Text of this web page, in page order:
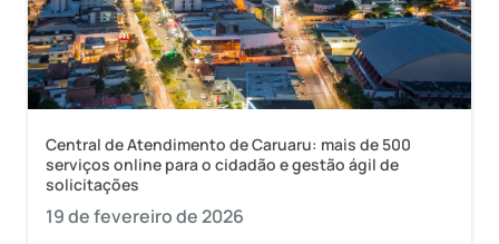
Central de Atendimento de Caruaru: mais de 500
serviços online para o cidadão e gestão ágil de
solicitações
19 de fevereiro de 2026